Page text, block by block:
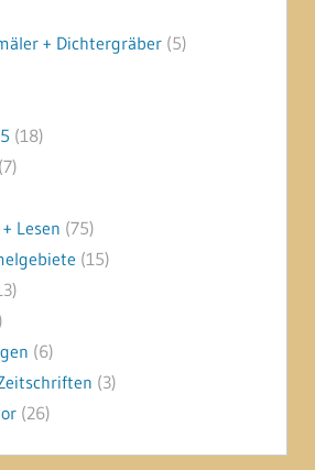
+ Dichtergräber(5)
(18)
(7)
Lesen (75)
(15)
(6)
(3)
(26)